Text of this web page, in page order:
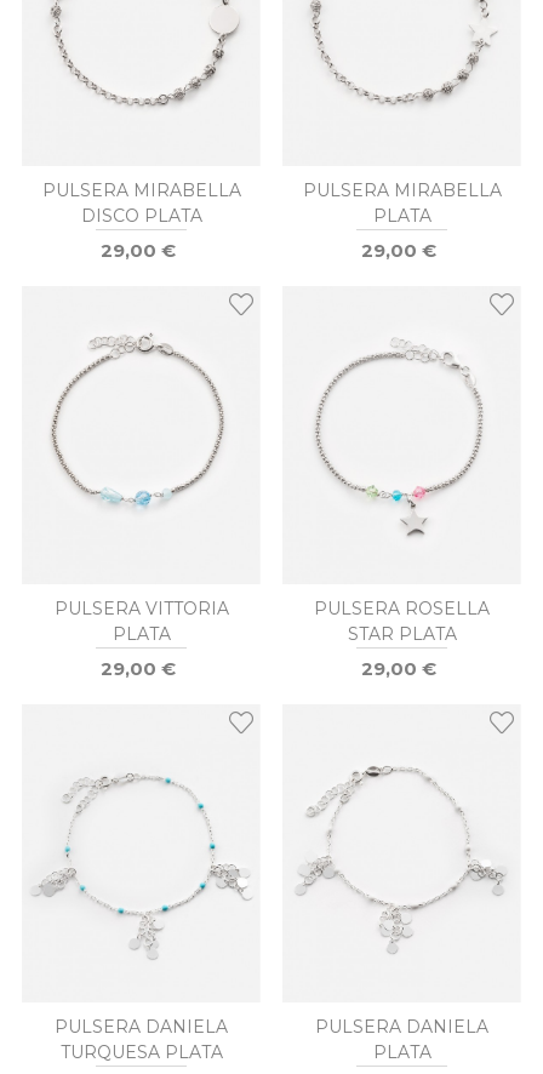
PULSERA MIRABELLA
DISCO PLATA
29,00 €
PULSERA MIRABELLA
PLATA
29,00 €
PULSERA VITTORIA
PLATA
29,00 €
PULSERA ROSELLA
STAR PLATA
29,00 €
PULSERA DANIELA
TURQUESA PLATA
PULSERA DANIELA
PLATA